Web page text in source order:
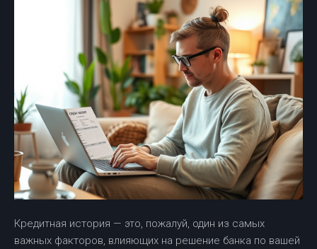
Кредитная история — это, пожалуй, один из самых
важных факторов, влияющих на решение банка по вашей